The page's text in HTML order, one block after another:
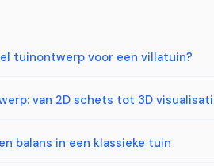
tuinontwerp voor een villatuin?
van 2D schets tot 3D
balans in een klassieke tuin